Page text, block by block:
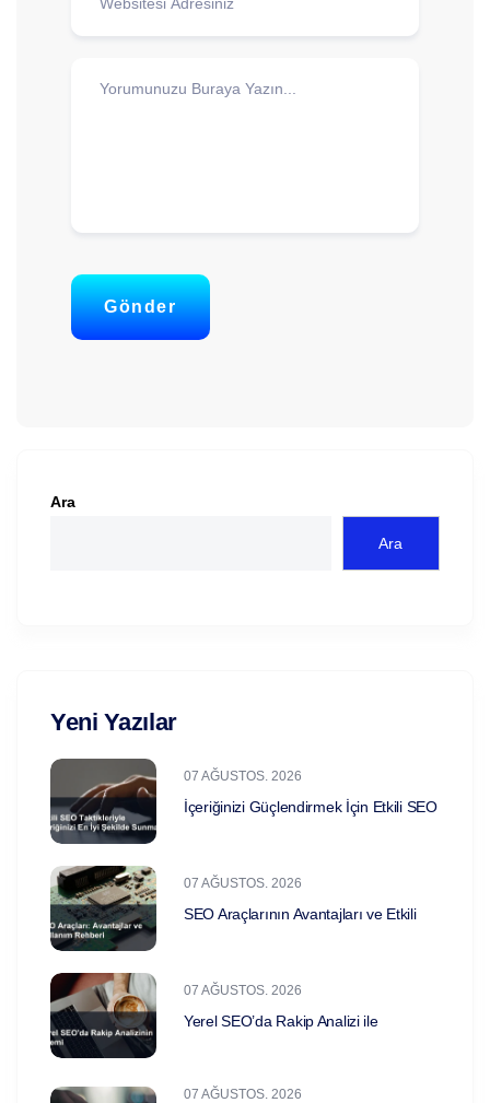
Gönder
Ara
Ara
Yeni Yazılar
07 AĞUSTOS. 2026
İçeriğinizi Güçlendirmek İçin Etkili SEO
07 AĞUSTOS. 2026
SEO Araçlarının Avantajları ve Etkili
07 AĞUSTOS. 2026
Yerel SEO’da Rakip Analizi ile
07 AĞUSTOS. 2026